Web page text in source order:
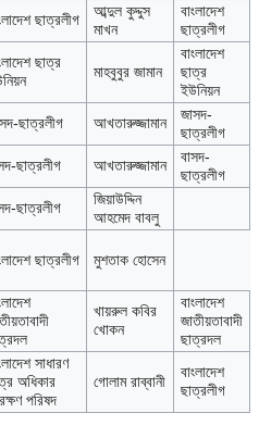
ছাত্রলীগ
আব্দুল কুদ্দুস
মাখন
বাংলাদেশ
ছাত্রলীগ
ছাত্র
মাহবুবুর জামান
বাংলাদেশ
ছাত্র
ইউনিয়ন
ছাত্রলীগ আখতারুজ্জামান
জাসদ-
ছাত্রলীগ
ছাত্রলীগ আখতারুজ্জামান
বাসদ-
ছাত্রলীগ
ছাত্রলীগ
জিয়াউদ্দিন
আহমেদ বাবলু
ছাত্রলীগ মুশতাক হোসেন
খায়রুল কবির
খোকন
বাংলাদেশ
জাতীয়তাবাদী
ছাত্রদল
সাধারণ
অধিকার
পরিষদ
গোলাম রাব্বানী
বাংলাদেশ
ছাত্রলীগ